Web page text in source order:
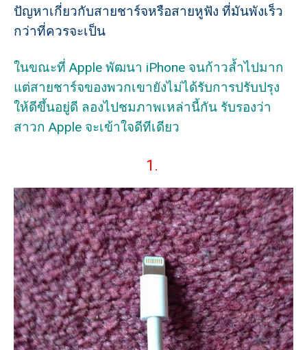
ปัญหาเกี่ยวกับสายชาร์จหรือสายหูฟัง ที่มันพังเร็ว
กว่าที่ควรจะเป็น
ในขณะที่ Apple พัฒนา iPhone จนก้าวล้ำไปมาก
แต่สายชาร์จของพวกเขายังไม่ได้รับการปรับปรุง
ให้ดีขึ้นอยู่ดี ลองไปชมภาพเหล่านี้กัน รับรองว่า
สาวก Apple จะเข้าใจดีทีเดียว
1.